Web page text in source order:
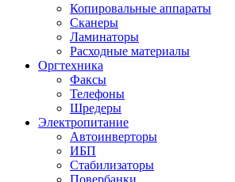
Копировальные аппараты
Сканеры
Ламинаторы
Расходные материалы
Оргтехника
Факсы
Телефоны
Шредеры
Электропитание
Автоинверторы
ИБП
Стабилизаторы
Повербанки